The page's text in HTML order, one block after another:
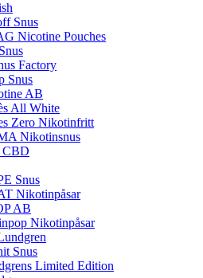
Snus
Nicotine Pouches
Factory
Snus
AB
All White
Zero Nikotinfritt
Nikotinsnus
CBD
Snus
Nikotinpåsar
AB
Nikotinpåsar
Snus
Limited Edition